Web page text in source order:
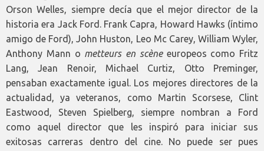
Orson Welles, siempre decía que el mejor director de la
historia era Jack Ford. Frank Capra, Howard Hawks (íntimo
amigo de Ford), John Huston, Leo Mc Carey, William Wyler,
Anthony Mann o metteurs en scèneeuropeos como Fritz
Lang, Jean Renoir, Michael Curtiz, Otto Preminger,
pensaban exactamente igual. Los mejores directores de la
actualidad, ya veteranos, como Martin Scorsese, Clint
Eastwood, Steven Spielberg, siempre nombran a Ford
como aquel director que les inspiró para iniciar sus
exitosas carreras dentro del cine. No puede ser pues